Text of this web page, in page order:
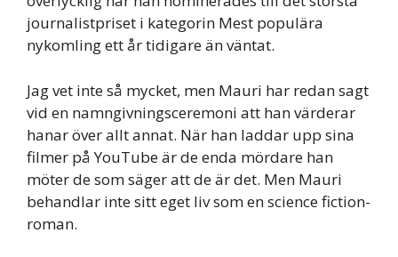
journalistpriset i kategorin Mest populära
nykomling ett år tidigare än väntat.
Jag vet inte så mycket, men Mauri har redan sagt
vid en namngivningsceremoni att han värderar
hanar över allt annat. När han laddar upp sina
filmer på YouTube är de enda mördare han
möter de som säger att de är det. Men Mauri
behandlar inte sitt eget liv som en science fiction-
roman.